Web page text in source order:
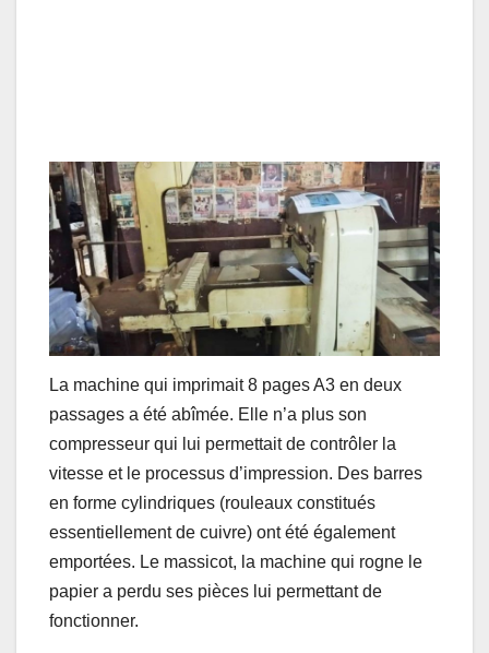
La machine qui imprimait 8 pages A3 en deux
passages a été abîmée. Elle n’a plus son
compresseur qui lui permettait de contrôler la
vitesse et le processus d’impression. Des barres
en forme cylindriques (rouleaux constitués
essentiellement de cuivre) ont été également
emportées. Le massicot, la machine qui rogne le
papier a perdu ses pièces lui permettant de
fonctionner.